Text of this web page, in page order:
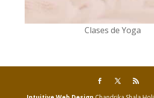
Clases de Yoga